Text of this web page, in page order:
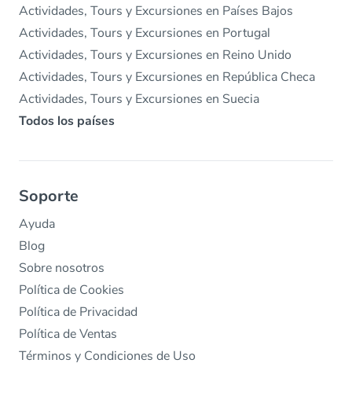
Actividades, Tours y Excursiones en Países Bajos
Actividades, Tours y Excursiones en Portugal
Actividades, Tours y Excursiones en Reino Unido
Actividades, Tours y Excursiones en República Checa
Actividades, Tours y Excursiones en Suecia
Todos los países
Soporte
Ayuda
Blog
Sobre nosotros
Política de Cookies
Política de Privacidad
Política de Ventas
Términos y Condiciones de Uso